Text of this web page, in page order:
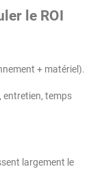
le ROI
+ matériel).
entretien, temps
largement le